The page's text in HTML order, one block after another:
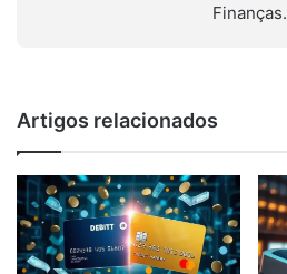
Finanças.
Artigos relacionados